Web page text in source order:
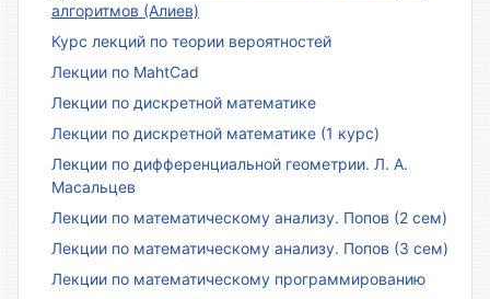
алгоритмов (Алиев)
Курс лекций по теории вероятностей
Лекции по MahtCad
Лекции по дискретной математике
Лекции по дискретной математике (1 курс)
Лекции по дифференциальной геометрии. Л. А.
Масальцев
Лекции по математическому анализу. Попов (2 сем)
Лекции по математическому анализу. Попов (3 сем)
Лекции по математическому программированию